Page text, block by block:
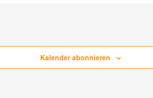
Kalender abonnieren